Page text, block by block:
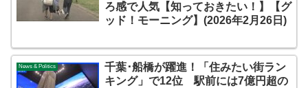
ろ感で人気【知っておきたい！】【グ
ッド！モーニング】(2026年2月26日)
News & Politics
千葉･船橋が躍進！「住みたい街ラン
キング」で12位 駅前には7億円超の